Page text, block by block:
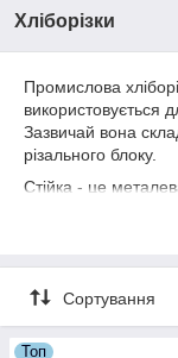
Хліборізки
Промислова
використовується
Зазвичай вона
різального блоку.
Стійка - це
блок складається
Промислові
більшою
Сортування
Топ